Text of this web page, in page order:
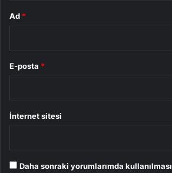
Ad *
E-posta *
İnternet sitesi
Daha sonraki yorumlarımda